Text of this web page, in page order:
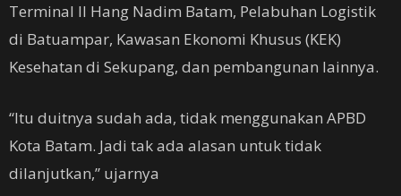
Terminal II Hang Nadim Batam, Pelabuhan Logistik
di Batuampar, Kawasan Ekonomi Khusus (KEK)
Kesehatan di Sekupang, dan pembangunan lainnya.
“Itu duitnya sudah ada, tidak menggunakan APBD
Kota Batam. Jadi tak ada alasan untuk tidak
dilanjutkan,” ujarnya